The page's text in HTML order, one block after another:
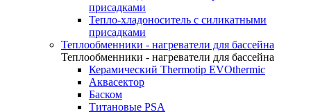
присадками
Тепло-хладоноситель с силикатными
присадками
Теплообменники - нагреватели для бассейна
Теплообменники - нагреватели для бассейна
Керамический Thermotip EVOthermic
Аквасектор
Баском
Титановые PSA